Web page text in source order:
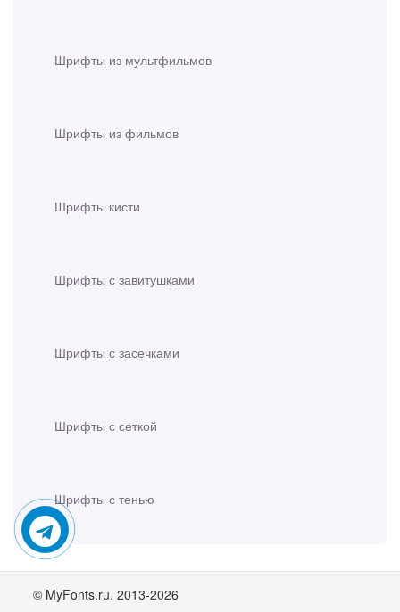
Шрифты из мультфильмов
Шрифты из фильмов
Шрифты кисти
Шрифты с завитушками
Шрифты с засечками
Шрифты с сеткой
Шрифты с тенью
© MyFonts.ru. 2013-2026